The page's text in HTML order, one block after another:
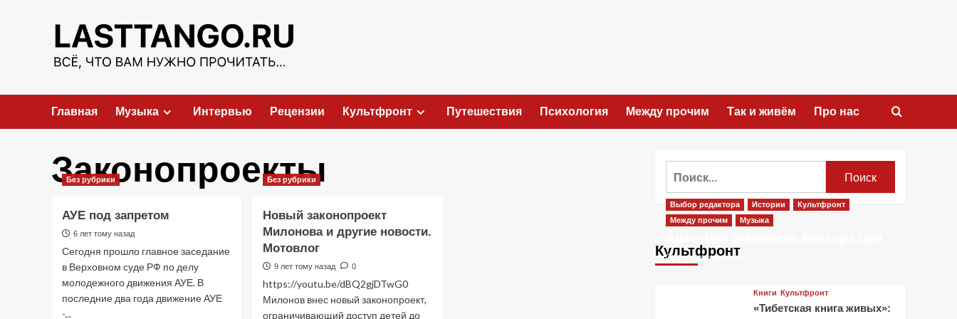
содержимому
Главная Музыка Интервью Рецензии Культфронт Путешествия Психология Между прочим Так и живём Про нас
Законопроекты
Без рубрики
АУЕ под запретом
6 лет тому назад
Сегодня прошло главное заседание
в Верховном суде РФ по делу
молодежного движения АУЕ. В
последние два года движение АУЕ
-...
Без рубрики
Новый законопроект
Милонова и другие новости.
Мотовлог
9 лет тому назад 0
https://youtu.be/dBQ2gjDTwG0
Милонов внес новый законопроект,
ограничивающий доступ детей до
Культфронт
Выбор редактора Истории
Культфронт
Между прочим
Музыка
1 месяц тому назад
Книги Культфронт
«Тибетская книга живых»: